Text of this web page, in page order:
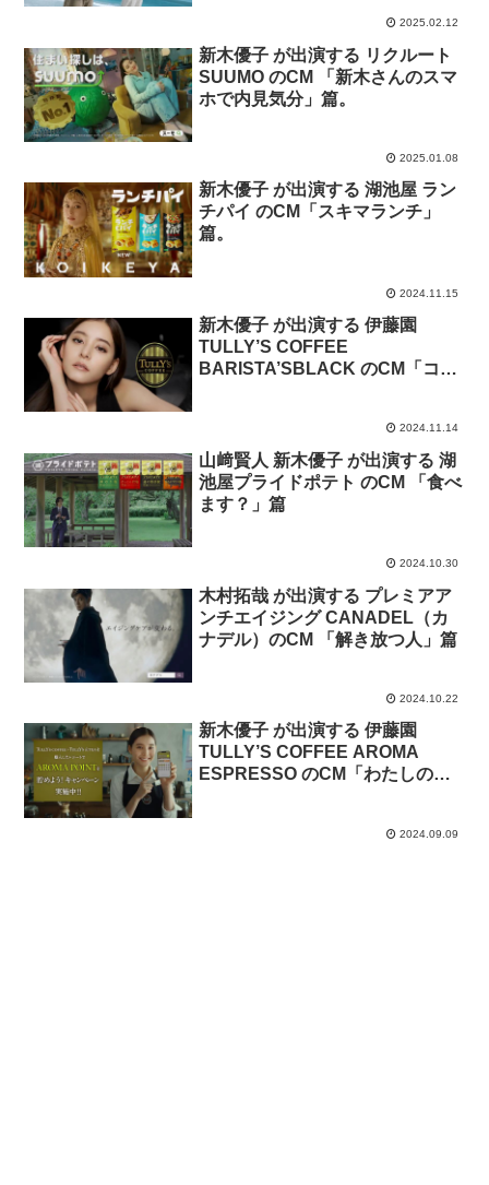
2025.02.12
新木優子 が出演する リクルート
SUUMO のCM 「新木さんのスマ
ホで内見気分」篇。
2025.01.08
新木優子 が出演する 湖池屋 ラン
チパイ のCM「スキマランチ」
篇。
2024.11.15
新木優子 が出演する 伊藤園
TULLY’S COFFEE
BARISTA’SBLACK のCM「コー
2024.11.14
山﨑賢人 新木優子 が出演する 湖
池屋プライドポテト のCM 「食べ
ます？」篇
2024.10.30
木村拓哉 が出演する プレミアア
ンチエイジング CANADEL（カ
ナデル）のCM 「解き放つ人」篇
2024.10.22
新木優子 が出演する 伊藤園
TULLY’S COFFEE AROMA
ESPRESSO のCM「わたしのお
2024.09.09